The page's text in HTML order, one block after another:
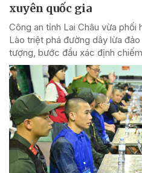
xuyên quốc gia
Công an tỉnh Lai Châu vừa
Lào triệt phá đường dây lừa
tượng, bước đầu xác định